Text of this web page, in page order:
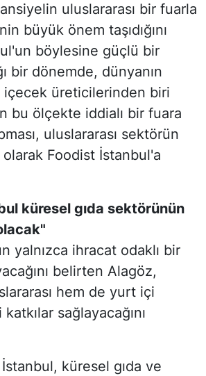
uluslararası bir fuarla
büyük önem taşıdığını
böylesine güçlü bir
bir dönemde, dünyanın
içecek üreticilerinden biri
bu ölçekte iddialı bir fuara
uluslararası sektörün
Foodist İstanbul'a
küresel gıda sektörünün
yalnızca ihracat odaklı bir
belirten Alagöz,
hem de yurt içi
sağlayacağını
küresel gıda ve